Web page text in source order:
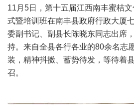
11月5日，第十五届江西南丰蜜桔
式暨培训班在南丰县政府行政大厦
委副书记、副县长陈晓东同志出席
持。来自全县各行各业的80余名志
装，精神抖擞、蓄势待发，等待着
召。